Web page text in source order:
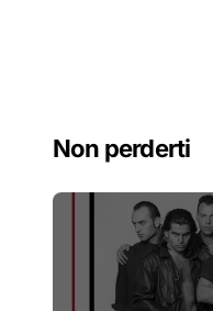
Non perderti